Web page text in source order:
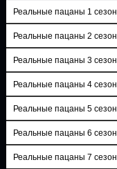
Реальные пацаны 1 сезон
Реальные пацаны 2 сезон
Реальные пацаны 3 сезон
Реальные пацаны 4 сезон
Реальные пацаны 5 сезон
Реальные пацаны 6 сезон
Реальные пацаны 7 сезон